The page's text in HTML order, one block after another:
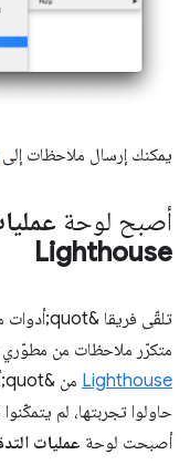
يمكنك إرسال ملاحظات إلى
أصبح لوحة
Lighthouse
متكرّر ملاحظات من مطوّري
Lighthouse
أصبحت لوحة عمليات